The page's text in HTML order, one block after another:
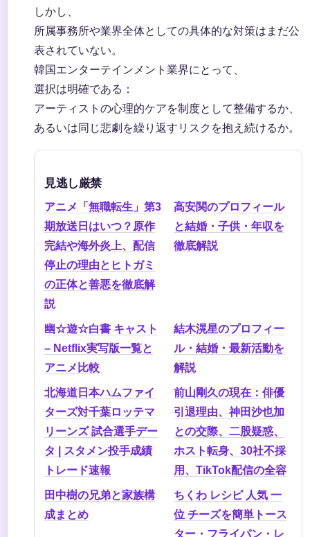
しかし、
所属事務所や業界全体としての具体的な対策はまだ公
表されていない。
韓国エンターテインメント業界にとって、
選択は明確である：
アーティストの心理的ケアを制度として整備するか、
あるいは同じ悲劇を繰り返すリスクを抱え続けるか。
見逃し厳禁
アニメ「無職転生」第3
期放送日はいつ？原作
完結や海外炎上、配信
停止の理由とヒトガミ
の正体と善悪を徹底解
説
高安関のプロフィール
と結婚・子供・年収を
徹底解説
幽☆遊☆白書 キャスト
– Netflix実写版一覧と
アニメ比較
結木滉星のプロフィー
ル・結婚・最新活動を
解説
北海道日本ハムファイ
ターズ対千葉ロッテマ
リーンズ 試合選手デー
タ | スタメン投手成績
トレード速報
前山剛久の現在：俳優
引退理由、神田沙也加
との交際、二股疑惑、
ホスト転身、30社不採
用、TikTok配信の全容
田中樹の兄弟と家族構
成まとめ
ちくわ レシピ 人気 一
位 チーズを簡単トース
ター・フライパン・レ